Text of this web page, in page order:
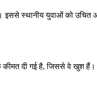
स्थानीय युवाओं को उचित
कीमत दी गई है, जिससे वे खुश